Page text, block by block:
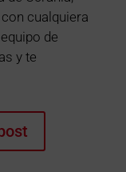
con cualquiera
de
y te